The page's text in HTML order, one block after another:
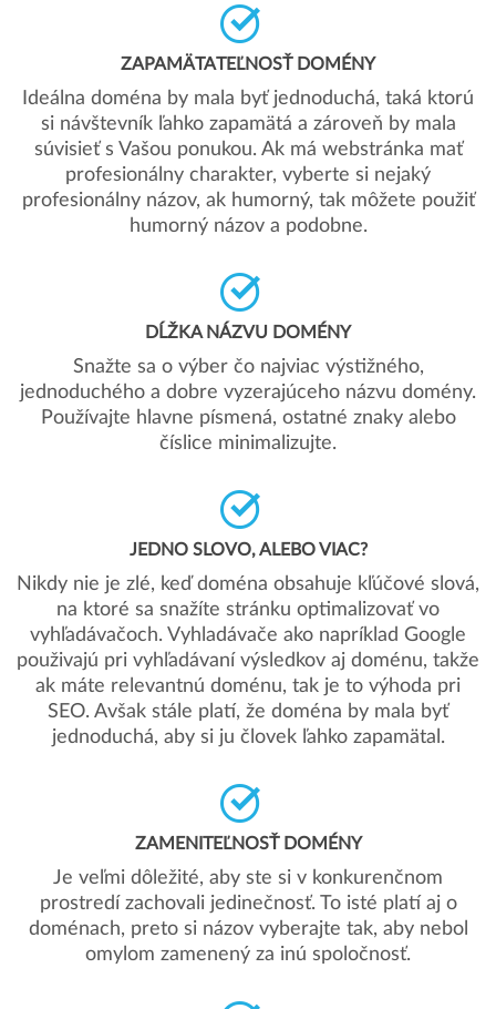
ZAPAMÄTATEĽNOSŤ DOMÉNY
Ideálna doména by mala byť jednoduchá, taká ktorú
si návštevník ľahko zapamätá a zároveň by mala
súvisieť s Vašou ponukou. Ak má webstránka mať
profesionálny charakter, vyberte si nejaký
profesionálny názov, ak humorný, tak môžete použiť
humorný názov a podobne.
DĹŽKA NÁZVU DOMÉNY
Snažte sa o výber čo najviac výstižného,
jednoduchého a dobre vyzerajúceho názvu domény.
Používajte hlavne písmená, ostatné znaky alebo
číslice minimalizujte.
JEDNO SLOVO, ALEBO VIAC?
Nikdy nie je zlé, keď doména obsahuje kľúčové slová,
na ktoré sa snažíte stránku optimalizovať vo
vyhľadávačoch. Vyhladávače ako napríklad Google
použivajú pri vyhľadávaní výsledkov aj doménu, takže
ak máte relevantnú doménu, tak je to výhoda pri
SEO. Avšak stále platí, že doména by mala byť
jednoduchá, aby si ju človek ľahko zapamätal.
ZAMENITEĽNOSŤ DOMÉNY
Je veľmi dôležité, aby ste si v konkurenčnom
prostredí zachovali jedinečnosť. To isté platí aj o
doménach, preto si názov vyberajte tak, aby nebol
omylom zamenený za inú spoločnosť.